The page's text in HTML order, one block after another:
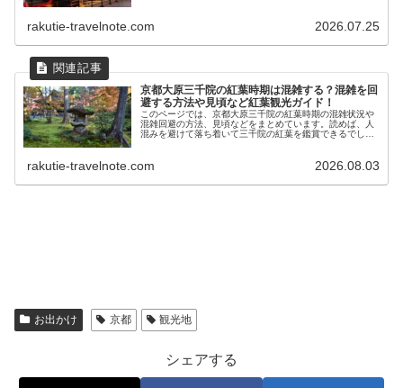
rakutie-travelnote.com 2026.07.25
京都大原三千院の紅葉時期は混雑する？混雑を回
避する方法や見頃など紅葉観光ガイド！
このページでは、京都大原三千院の紅葉時期の混雑状況や
混雑回避の方法、見頃などをまとめています。読めば、人
混みを避けて落ち着いて三千院の紅葉を鑑賞できるでしょ
rakutie-travelnote.com 2026.08.03
お出かけ 京都 観光地
シェアする